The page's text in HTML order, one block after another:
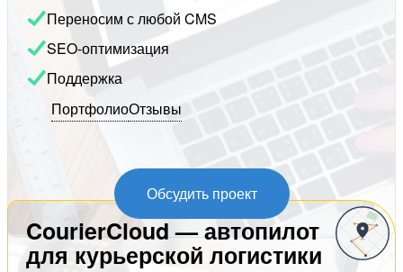
Переносим с любой CMS
SEO-оптимизация
Поддержка
ПортфолиоОтзывы
Обсудить проект
CourierCloud — автопилот
для курьерской логистики